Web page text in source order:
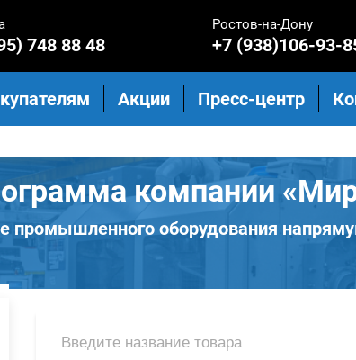
748 88 48
Ростов-на-Дону
+7 (938)106-93-
Акции Пресс-центр
компании
промышленного оборудования